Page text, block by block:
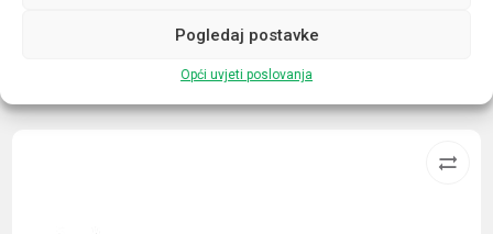
Pogledaj postavke
Opći uvjeti poslovanja
Povezani proizvodi